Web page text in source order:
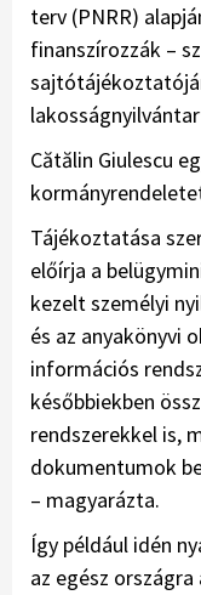
terv (PNRR)
finanszírozzák –
Cătălin Giulescu
Tájékoztatása
előírja a
kezelt személyi
és az anyakönyvi
információs
későbbiekben
rendszerekkel is,
dokumentumok
– magyarázta.
Így például idén
az egész